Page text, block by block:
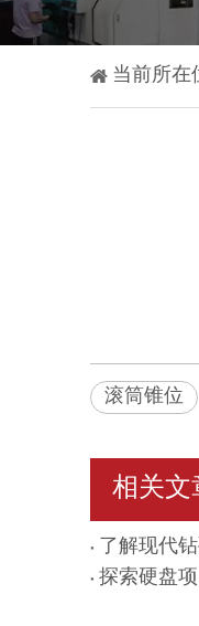
当前所在
滚筒锥位
相关文
了解现代
探索硬盘